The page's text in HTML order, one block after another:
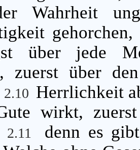
Wahrheit
über jede
zuerst über
2.10 Herrlichkeit
wirkt,
2.11
denn es